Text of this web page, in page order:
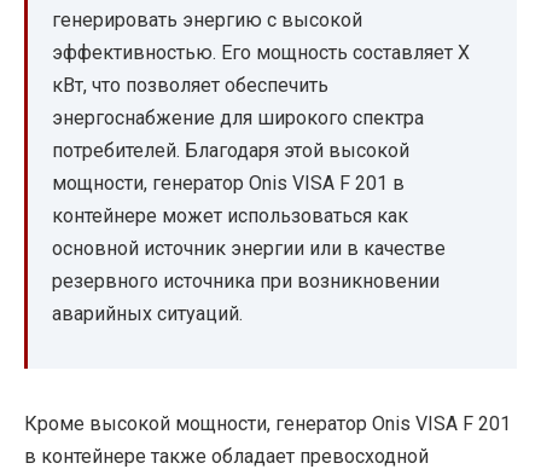
генерировать энергию с высокой
эффективностью. Его мощность составляет X
кВт, что позволяет обеспечить
энергоснабжение для широкого спектра
потребителей. Благодаря этой высокой
мощности, генератор Onis VISA F 201 в
контейнере может использоваться как
основной источник энергии или в качестве
резервного источника при возникновении
аварийных ситуаций.
Кроме высокой мощности, генератор Onis VISA F 201
в контейнере также обладает превосходной